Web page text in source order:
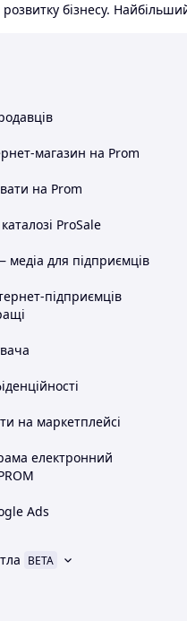
бізнесу.
магазин на Prom
на Prom
ProSale
для підприємців
підприємців
на маркетплейсі
електронний
Ads
BETA